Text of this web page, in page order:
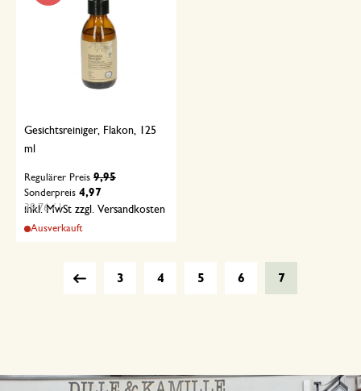
Gesichtsreiniger, Flakon, 125
ml
Sonderpreis 4,97
Regulärer Preis 9,95
39,76 / l
inkl. MwSt zzgl. Versandkosten
Ausverkauft
3 4 5 6 7